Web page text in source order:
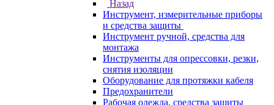
Назад
Инструмент, измерительные приборы
и средства защиты
Инструмент ручной, средства для
монтажа
Инструменты для опрессовки, резки,
снятия изоляции
Оборудование для протяжки кабеля
Предохранители
Рабочая одежда, средства защиты